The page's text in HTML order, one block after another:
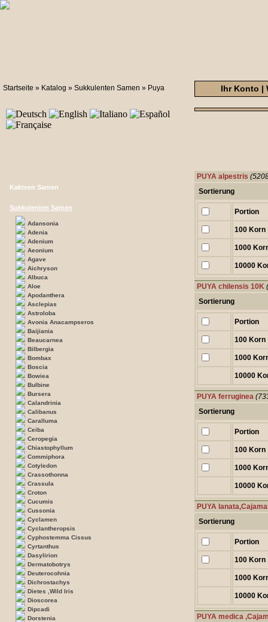
Startseite » Katalog » Sukkulenten Samen » Puya Ihr Konto |
Kakteen Samen
Sukkulenten Samen
Adansonia
Adenia
Adenium
Aeonium
Agave
Aichryson
Albuca
Aloe
Apodanthera
Asclepias
Astroloba
Avonia Anacampseros
Baijiania
Beaucarnea
Bilbergia
Bombax
Boscia
Bowiea
Bulbine
Bursera
Calandrinia
Calibanus
Caralluma
Ceiba
Ceropegia
Chiastophyllum
Commiphora
Cotyledon
Crassothonna
Crassula
Croton
Cucumis
Cussonia
Cyclamen
Cyclantheropsis
Cyphostemma Cissus
Cyrtanthus
Dasylirion
Dermatobotrys
Deuterocohnia
Dichrostachys
Dietes ,Wild Iris
Dioscorea
Dipcadi
Dorstenia
PUYA alpestris
Sortierung
Portion
100 Korn
1000
10000
PUYA chilensis 10K
Sortierung
Portion
100 Korn
1000
10000
PUYA ferruginea
Sortierung
Portion
100 Korn
1000
10000
PUYA
Sortierung
Portion
100 Korn
1000
10000
PUYA medica